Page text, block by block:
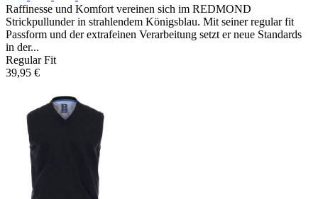
Raffinesse und Komfort vereinen sich im REDMOND
Strickpullunder in strahlendem Königsblau. Mit seiner regular fit
Passform und der extrafeinen Verarbeitung setzt er neue Standards
in der...
Regular Fit
39,95 €